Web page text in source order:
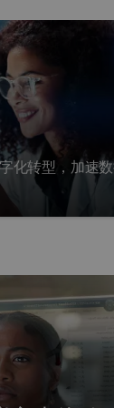
化转型，加速